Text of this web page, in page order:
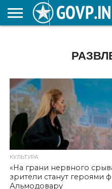
ОБРАЗОВАНИЕ
КУЛЬТУРА
«На грани нервного
зрители станут героями
Альмодовару